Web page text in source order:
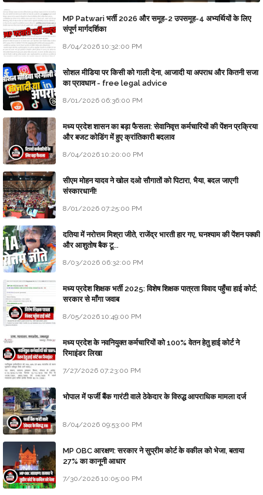
MP Patwari भर्ती 2026 और समूह-2 उपसमूह-4 अभ्यर्थियों के लिए
संपूर्ण मार्गदर्शिका
8/04/2026 10:32:00 PM
सोशल मीडिया पर किसी को गाली देना, आजादी या अपराध और कितनी सजा
का प्रावधान - free legal advice
8/01/2026 06:36:00 PM
मध्य प्रदेश शासन का बड़ा फैसला: सेवानिवृत्त कर्मचारियों की पेंशन प्रक्रिया
और बजट कोडिंग में हुए क्रांतिकारी बदलाव
8/04/2026 10:20:00 PM
सीएम मोहन यादव ने खोल दओ सौगातों को पिटारा, भैया, बदल जाएगी
संस्कारधानी!
8/01/2026 07:25:00 PM
दतिया में नरोत्तम मिश्रा जीते, राजेंद्र भारती हार गए, घनश्याम की पेंशन पक्की
और आशुतोष बैक टू...
8/03/2026 06:32:00 PM
मध्य प्रदेश शिक्षक भर्ती 2025: विशेष शिक्षक पात्रता विवाद पहुँचा हाई कोर्ट;
सरकार से माँगा जवाब
8/05/2026 10:49:00 PM
मध्य प्रदेश के नवनियुक्त कर्मचारियों को 100% वेतन हेतु हाई कोर्ट ने
रिमाइंडर लिखा
7/27/2026 07:23:00 PM
भोपाल में फर्जी बैंक गारंटी वाले ठेकेदार के विरुद्ध आपराधिक मामला दर्ज
8/04/2026 09:53:00 PM
MP OBC आरक्षण: सरकार ने सुप्रीम कोर्ट के वकील को भेजा, बताया
27% का कानूनी आधार
7/30/2026 10:05:00 PM